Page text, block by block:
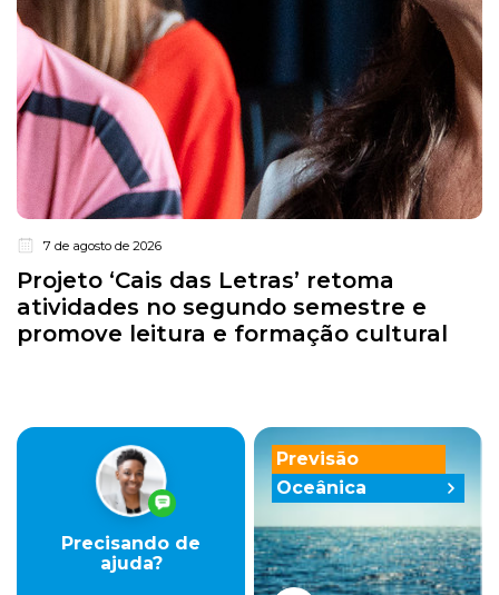
7 de agosto de 2026
Projeto ‘Cais das Letras’ retoma
atividades no segundo semestre e
promove leitura e formação cultural
Previsão
Oceânica
Precisando de
ajuda?